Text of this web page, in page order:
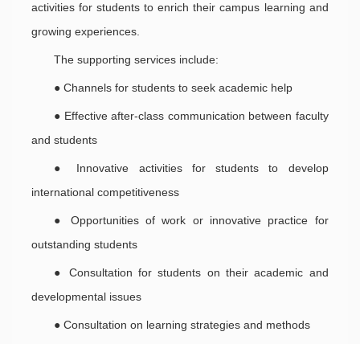
activities for students to enrich their campus learning and
growing experiences.
The supporting services include:
● Channels for students to seek academic help
● Effective after-class communication between faculty
and students
● Innovative activities for students to develop
international competitiveness
● Opportunities of work or innovative practice for
outstanding students
● Consultation for students on their academic and
developmental issues
● Consultation on learning strategies and methods